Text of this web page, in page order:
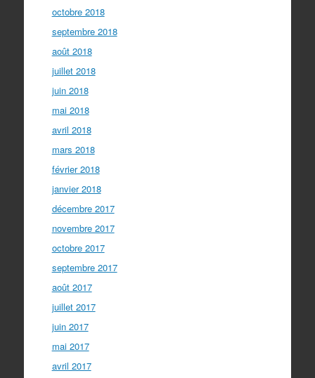
octobre 2018
septembre 2018
août 2018
juillet 2018
juin 2018
mai 2018
avril 2018
mars 2018
février 2018
janvier 2018
décembre 2017
novembre 2017
octobre 2017
septembre 2017
août 2017
juillet 2017
juin 2017
mai 2017
avril 2017